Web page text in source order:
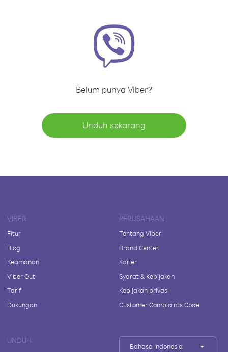
Belum punya Viber?
Unduh sekarang
VIBER
Fitur
Blog
Keamanan
Viber Out
Tarif
Dukungan
PERUSAHAAN
Tentang Viber
Brand Center
Karier
Syarat & Kebijakan
Kebijakan privasi
Customer Complaints Code
UNDUH
Bahasa Indonesia